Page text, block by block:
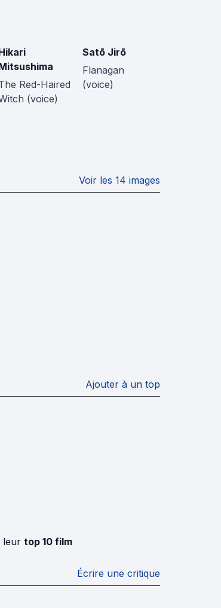
Red-Haired
(voice)
Satō Jirō
Flanagan
(voice)
Voir les 14 images
Ajouter à un top
leur top 10 film
Écrire une critique